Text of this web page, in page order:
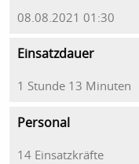
08.08.2021 01:30
Einsatzdauer
1 Stunde 13 Minuten
Personal
14 Einsatzkräfte